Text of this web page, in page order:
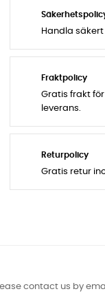
Handla
Fraktpolicy
Gratis frakt
leverans.
Returpolicy
Gratis retur
contact us by